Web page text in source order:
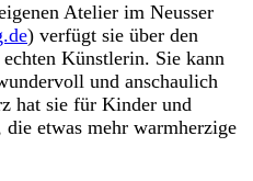
Atelier im Neusser
) verfügt sie über den
Künstlerin. Sie kann
und anschaulich
hat sie für Kinder und
etwas mehr warmherzige